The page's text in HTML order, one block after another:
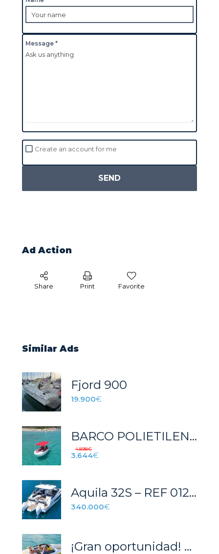
Message *
Create an account for me
SEND
Ad Action
Share Print Favorite
Similar Ads
Fjord 900
19.900€
BARCO POLIETILENO PHDE
4.898€
3.644€
Aquila 32S – REF 012P
340.000€
¡Gran oportunidad! Four Winns H210